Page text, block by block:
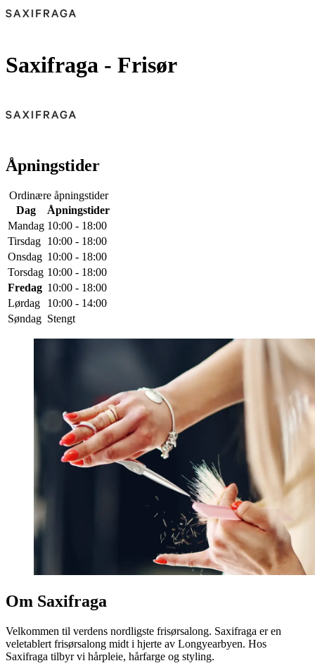
Saxifraga - Frisør
Åpningstider
Ordinære åpningstider
Dag
Åpningstider
Mandag 10:00 - 18:00
Tirsdag 10:00 - 18:00
Onsdag 10:00 - 18:00
Torsdag 10:00 - 18:00
Fredag 10:00 - 18:00
Lørdag
10:00 - 14:00
Søndag Stengt
Om Saxifraga
Velkommen til verdens nordligste frisørsalong. Saxifraga er en
veletablert frisørsalong midt i hjerte av Longyearbyen. Hos
Saxifraga tilbyr vi hårpleie, hårfarge og styling.